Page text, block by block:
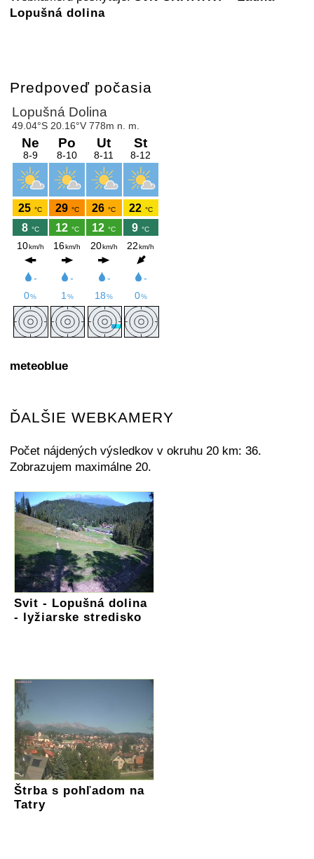
Lopušná dolina
Predpoveď počasia
meteoblue
ĎALŠIE WEBKAMERY
Počet nájdených výsledkov v okruhu 20 km: 36.
Zobrazujem maximálne 20.
Svit - Lopušná dolina
- lyžiarske stredisko
Štrba s pohľadom na
Tatry